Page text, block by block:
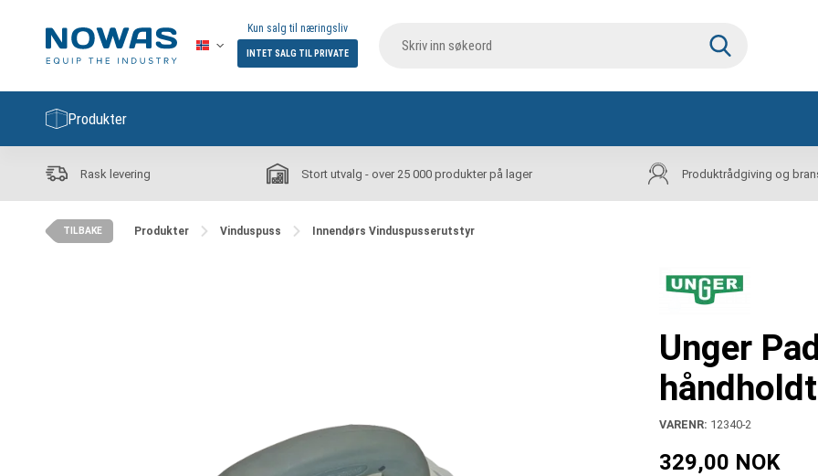
Kun salg til næringsliv
INTET SALG TIL PRIVATE
Produkter
Rask levering Stort utvalg - over 25 000 produkter på lager Produktrådgiving og
TILBAKE Produkter Vinduspuss Innendørs Vinduspusserutstyr
Unger
håndholdt
VARENR: 12340-2
329,00 NOK